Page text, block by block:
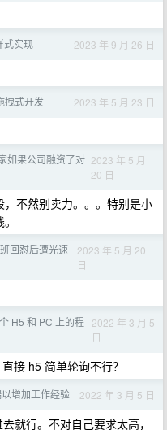
式实现 2023 年 9 月 26 日
拽式开发 2023 年 5 月 23 日
如果公司融资了对 2023 年 5 月
20 日
不然别卖力。。。特别是小
回怼后遭光速
2023 年 5 月 20
日
H5 和 PC 上的程 2022 年 3 月 5
日
接 h5 简单轮询不行？
增加工作经验 2022 年 3 月 5 日
就行。不对自己要求太高，